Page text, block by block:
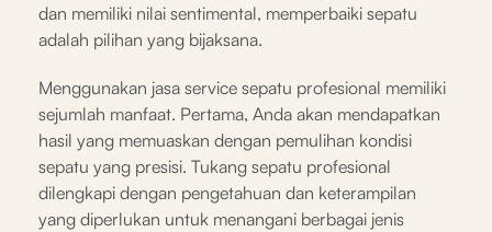
dan memiliki nilai sentimental, memperbaiki sepatu
adalah pilihan yang bijaksana.
Menggunakan jasa service sepatu profesional memiliki
sejumlah manfaat. Pertama, Anda akan mendapatkan
hasil yang memuaskan dengan pemulihan kondisi
sepatu yang presisi. Tukang sepatu profesional
dilengkapi dengan pengetahuan dan keterampilan
yang diperlukan untuk menangani berbagai jenis